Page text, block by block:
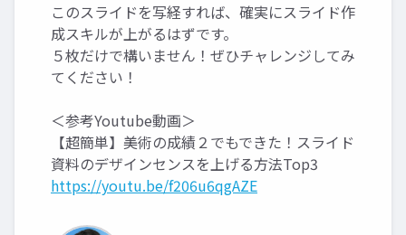
このスライドを写経すれば、確実にスライド作
成スキルが上がるはずです。
５枚だけで構いません！ぜひチャレンジしてみ
てください！
＜参考Youtube動画＞
【超簡単】美術の成績２でもできた！スライド
資料のデザインセンスを上げる方法Top3
https://youtu.be/f206u6qgAZE